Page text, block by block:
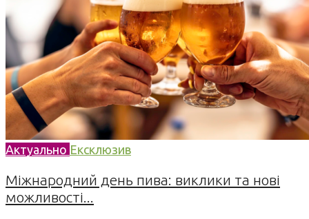
Актуально Ексклюзив
Міжнародний день пива: виклики та нові
можливості...